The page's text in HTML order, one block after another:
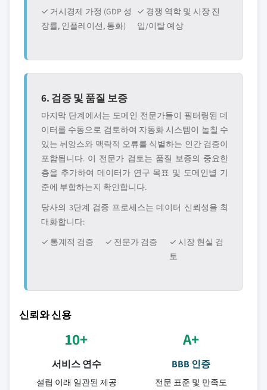
✓ 거시경제 가정 (GDP 성
장률, 인플레이션, 통화)
✓ 경쟁 역학 및 시장 진
입/이탈 예상
6. 검증 및 품질 보증
마지막 단계에서는 도메인 전문가들이 필터링된 데
이터를 수동으로 검토하여 자동화 시스템이 놀칠 수
있는 뉘앙스와 맥락적 오류를 식별하는 인간 검증이
포함됩니다. 이 전문가 검토는 품질 보증의 중요한
층을 추가하여 데이터가 연구 목표 및 도메인별 기
준에 부합하는지 확인합니다.
당사의 3단계 검증 프로세스는 데이터 신뢰성을 최
대화합니다:
✓ 통계적 검증
✓ 전문가 검증
✓ 시장 현실 검
토
신뢰와 신용
10+
서비스 연수
설립 이래 일관된 제공
A+
BBB 인증
전문 표준 및 만족도